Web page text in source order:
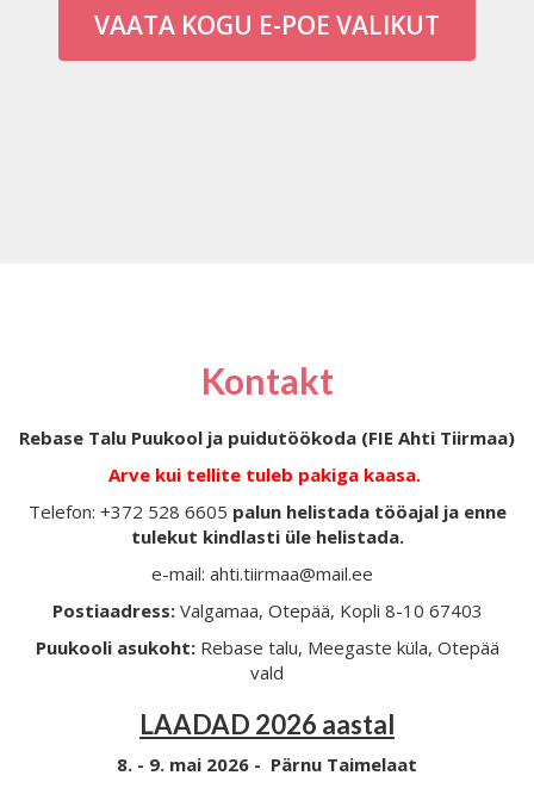
VAATA KOGU E-POE VALIKUT
Kontakt
Rebase Talu Puukool ja puidutöökoda (FIE Ahti Tiirmaa)
Arve kui tellite tuleb pakiga kaasa.
Telefon: +372 528 6605 palun helistada tööajal ja enne
tulekut kindlasti üle helistada.
e-mail: ahti.tiirmaa@mail.ee
Postiaadress: Valgamaa, Otepää, Kopli 8-10 67403
Puukooli asukoht: Rebase talu, Meegaste küla, Otepää
vald
LAADAD 2026 aastal
8. - 9. mai 2026 - Pärnu Taimelaat